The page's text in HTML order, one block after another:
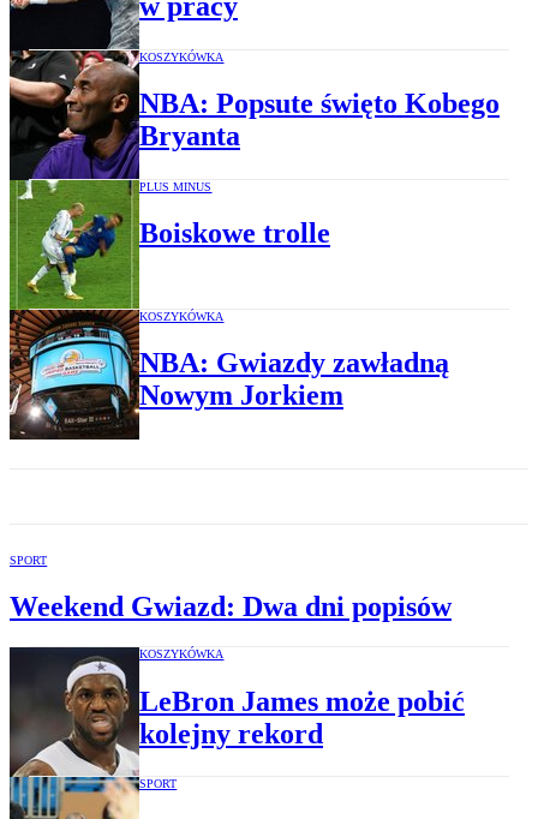
w pracy
KOSZYKÓWKA
NBA: Popsute święto Kobego
Bryanta
PLUS MINUS
Boiskowe trolle
KOSZYKÓWKA
NBA: Gwiazdy zawładną
Nowym Jorkiem
SPORT
Weekend Gwiazd: Dwa dni popisów
KOSZYKÓWKA
LeBron James może pobić
kolejny rekord
SPORT